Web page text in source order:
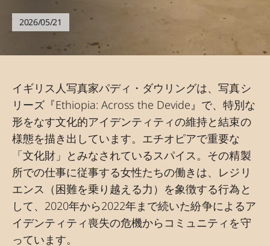
2026/05/21
イギリス人写真家パディ・ダウリングは、写真シ
リーズ『Ethiopia: Across the Devide』で、特別な
形をなす文化的アイデンティティの維持と結束の
様態を描き出しています。エチオピアで重要な
「文化財」とみなされているスパイス。その精製
所での仕事に従事する女性たちの働きは、レジリ
エンス（困難を乗り越える力）を象徴する行為と
して、2020年から2022年まで続いた紛争によるア
イデンティティ喪失の危機からコミュニティを守
っています。